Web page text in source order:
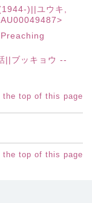
)||ユウキ,
||ブッキョウ --
the top of this page
the top of this page